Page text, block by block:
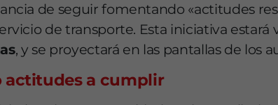
de seguir fomentando «actitudes
de transporte. Esta iniciativa estará
, y se proyectará en las pantallas de los
actitudes a cumplir